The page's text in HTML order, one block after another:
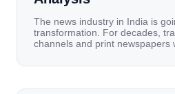
The news industry in India is
transformation. For decades,
channels and print newspapers
mobile data, affordable
has become a mobile-first